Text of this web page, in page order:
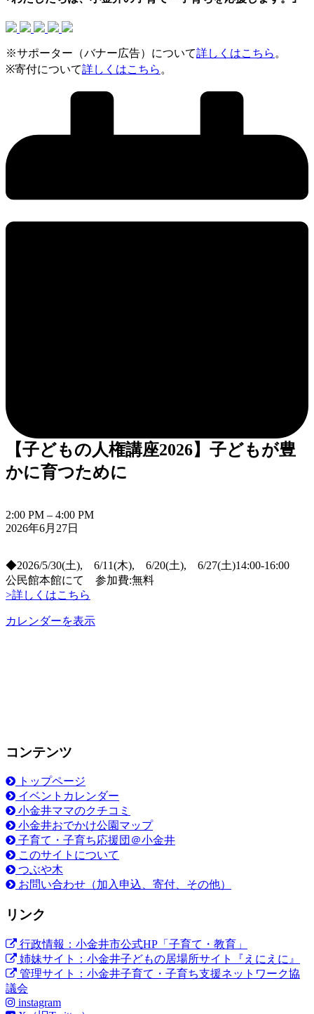
※サポーター（バナー広告）について詳しくはこちら 。
※寄付について詳しくはこちら 。
【子どもの人権講座2026】子どもが豊
かに育つために
【子
ど
の
人
権
講
座
育
た
め
に
2:00 PM – 4:00 PM
2026年6月27日
◆2026/5/30(土), 6/11(木), 6/20(土), 6/27(土)14:00-16:00
公民館本館にて 参加費:無料
>詳しくはこちら
カレンダーを表示
コンテンツ
トップページ
イベントカレンダー
小金井ママのクチコミ
小金井おでかけ公園マップ
子育て・子育ち応援団＠小金井
このサイトについて
つぶや木
お問い合わせ（加入申込、寄付、その他）
リンク
行政情報：小金井市公式HP「子育て・教育」
姉妹サイト：小金井子どもの居場所サイト『えにえに』
管理サイト：小金井子育て・子育ち支援ネットワーク協
議会
instagram